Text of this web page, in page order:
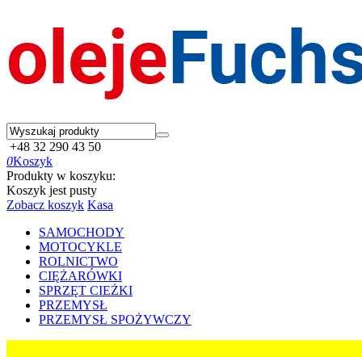
+48 32 290 43 50
0Koszyk
Produkty w koszyku:
Koszyk jest pusty
Zobacz koszyk Kasa
SAMOCHODY
MOTOCYKLE
ROLNICTWO
CIĘŻARÓWKI
SPRZĘT CIEŻKI
PRZEMYSŁ
PRZEMYSŁ SPOŻYWCZY